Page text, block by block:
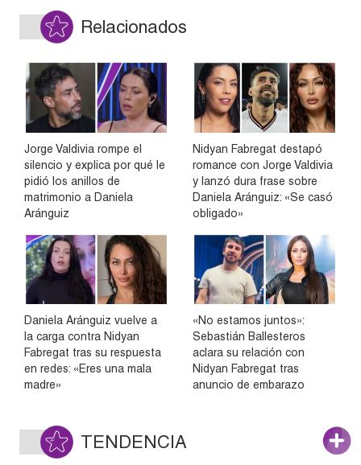
Relacionados
Jorge Valdivia rompe el
silencio y explica por qué le
pidió los anillos de
matrimonio a Daniela
Aránguiz
Nidyan Fabregat destapó
romance con Jorge Valdivia
y lanzó dura frase sobre
Daniela Aránguiz: «Se casó
obligado»
Daniela Aránguiz vuelve a
la carga contra Nidyan
Fabregat tras su respuesta
en redes: «Eres una mala
madre»
«No estamos juntos»:
Sebastián Ballesteros
aclara su relación con
Nidyan Fabregat tras
anuncio de embarazo
TENDENCIA